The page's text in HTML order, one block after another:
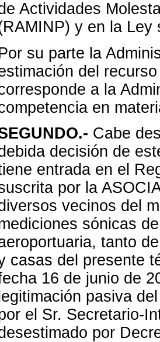
Actividades
y en la Ley
su parte la
del
a la
en
Cabe
decisión de
entrada en el
por la
vecinos del
sónicas
tanto
casas del presente
16 de junio de
legitimación pasiva
el Sr. Secretario-
por